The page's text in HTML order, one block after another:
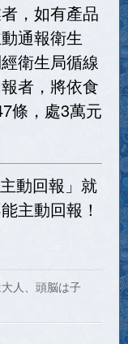
，如有產品
通報衛生
衛生局循線
者，將依食
條，處3萬元
主動回報」就
主動回報！
人、頭脳は子